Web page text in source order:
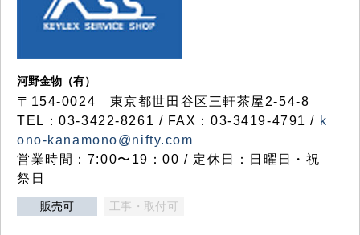
河野金物（有）
〒154-0024 東京都世田谷区三軒茶屋2-54-8
TEL：03-3422-8261 / FAX：03-3419-4791 / k
ono-kanamono@nifty.com
営業時間：7:00〜19：00 / 定休日：日曜日・祝
祭日
販売可 工事・取付可